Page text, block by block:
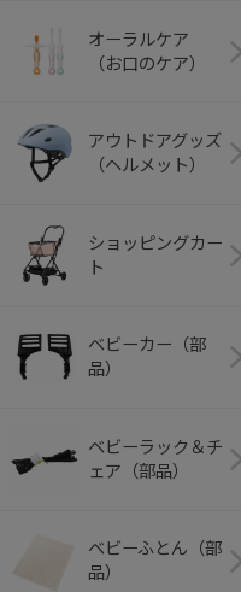
オーラルケア
（お口のケア）
アウトドアグッズ
（ヘルメット）
ショッピングカー
ト
ベビーカー（部
品）
ベビーラック＆チ
ェア（部品）
ベビーふとん（部
品）